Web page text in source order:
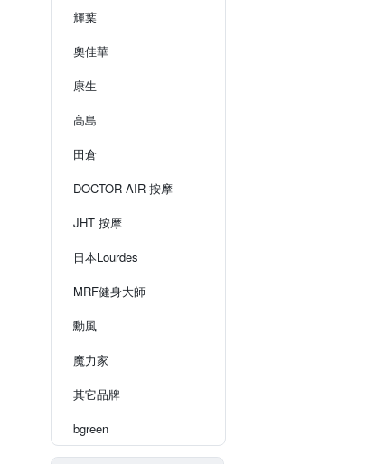
輝葉
奧佳華
康生
高島
田倉
DOCTOR AIR 按摩
JHT 按摩
日本Lourdes
MRF健身大師
勳風
魔力家
其它品牌
bgreen